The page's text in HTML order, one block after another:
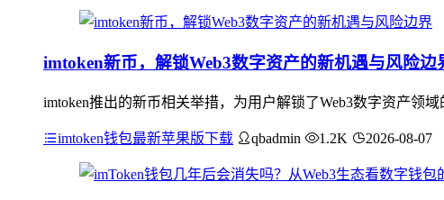
imtoken新币，解锁Web3数字资产的新机遇与风险边
imtoken推出的新币相关举措，为用户解锁了Web3数字资产领
imtoken钱包最新苹果版下载 qbadmin 1.2K 2026-08-07